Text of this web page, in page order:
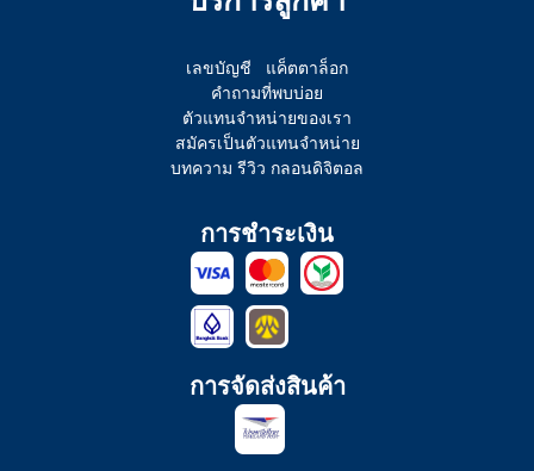
เลขบัญชี
แค็ตตาล็อก
คำถามที่พบบ่อย
ตัวแทนจำหน่ายของเรา
สมัครเป็นตัวแทนจำหน่าย
บทความ รีวิว กลอนดิจิตอล
การชำระเงิน
การจัดส่งสินค้า